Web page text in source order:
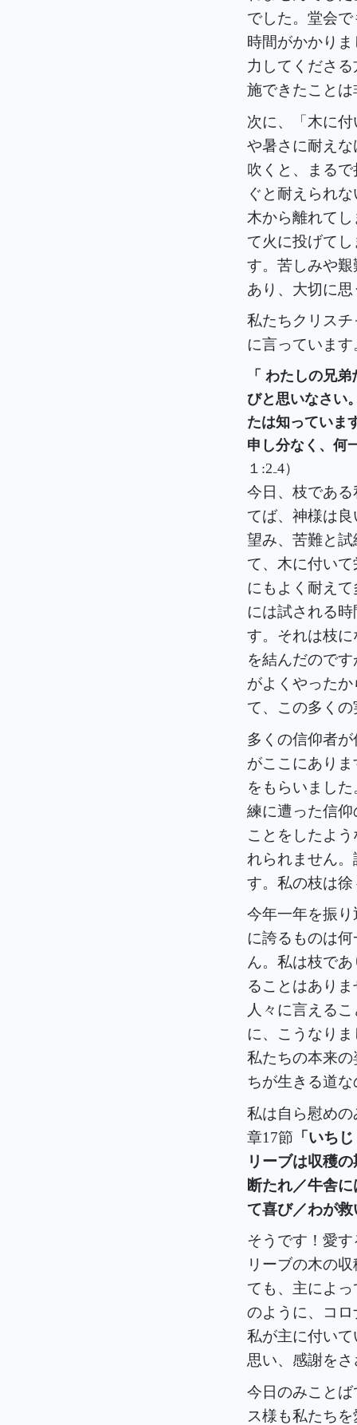
でした。堂会
時間がかかり
力してくださ
施できたこと
次に、「木に
や暑さに耐え
吹くと、まる
ぐと耐えられ
木から離れて
て火に投げて
す。苦しみや
あり、大切に
私たちクリス
に言っています
「 わたしの兄弟
びと思いなさい
たは知っていま
申し分なく、何
１:2₋4）
今日、枝であ
てば、神様は
望み、苦難と
て、木に付い
にもよく耐え
には試される
す。それは枝
を結んだので
がよくやった
て、この多く
多くの信仰者
がここにあり
をもらいまし
練に遭った信
ことをしたよ
れられません
す。私の枝は
今年一年を振
に誇るものは
ん。私は枝で
ることはあり
人々に言える
に、こうなり
私たちの本来
ちが生きる道
私は自ら慰め
章17節 「いち
リーブは収穫
断たれ／牛舎
て喜び／わが
そうです！愛
リーブの木の
ても、主によ
のように、コ
私が主に付い
思い、感謝を
今日のみこと
ス様も私たち